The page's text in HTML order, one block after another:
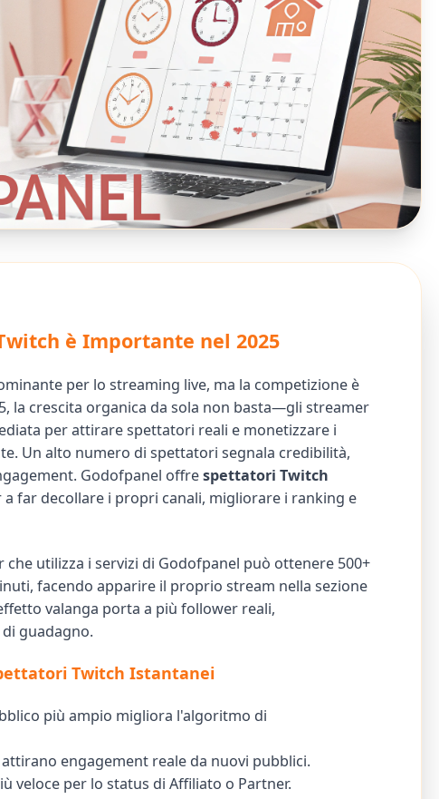
è Importante nel 2025
per lo streaming live, ma la competizione è
la crescita organica da sola non basta—gli streamer
per attirare spettatori reali e monetizzare i
Un alto numero di spettatori segnala credibilità,
Godofpanel offrespettatori Twitch
far decollare i propri canali, migliorare i ranking e
utilizza i servizi di Godofpanel può ottenere 500+
facendo apparire il proprio stream nella sezione
valanga porta a più follower reali,
guadagno.
Twitch Istantanei
più ampio migliora l'algoritmo di
engagement reale da nuovi pubblici.
veloce per lo status di Affiliato o Partner.